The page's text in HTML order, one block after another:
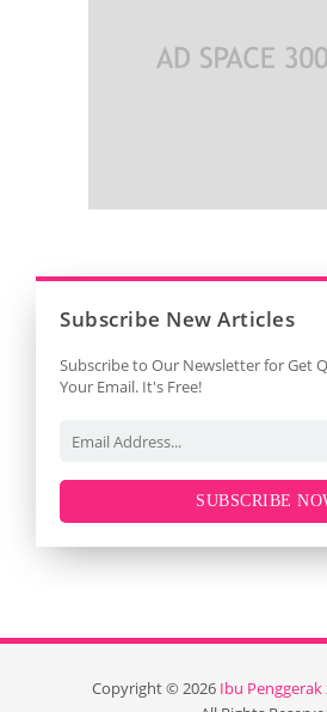
Subscribe New Articles
Subscribe to Our Newsletter for Get
Your Email. It's Free!
SUBSCRIBE
Copyright ©2026 Ibu Penggerak